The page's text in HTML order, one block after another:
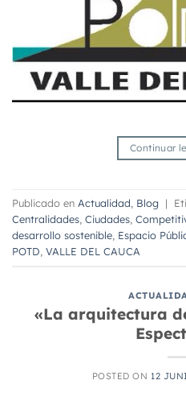
Continuar
Publicado en Actualidad, Blog |
Centralidades, Ciudades,
desarrollo sostenible, Espacio
POTD, VALLE DEL CAUCA
«La arquitectura
POSTED ON 12